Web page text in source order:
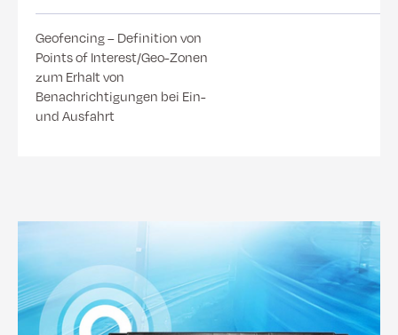
Geofencing – Definition von
Points of Interest/Geo-Zonen
zum Erhalt von
Benachrichtigungen bei Ein-
und Ausfahrt